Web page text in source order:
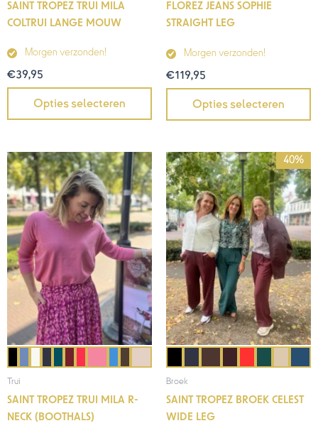
SAINT TROPEZ TRUI MILA
COLTRUI LANGE MOUW
Morgen verzonden!
€39,95
Opties selecteren
FLOREZ JEANS SOPHIE
STRAIGHT LEG
Morgen verzonden!
€119,95
Opties selecteren
Trui
SAINT TROPEZ TRUI MILA R-
NECK (BOOTHALS)
40%
Broek
SAINT TROPEZ BROEK CELEST
WIDE LEG
Prijsklasse:
€36,00
tot
€59,95